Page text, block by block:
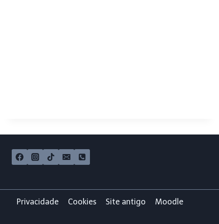
Privacidade Cookies Site antigo Moodle